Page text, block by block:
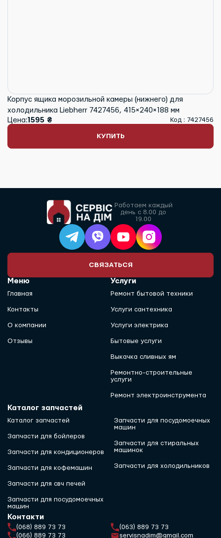
Корпус ящика морозильной камеры (нижнего) для
холодильника Liebherr 7427456, 415×240×188 мм
Цена:1595 ₴ Код : 7427456
КУПИТЬ
Работаем каждый
день с 8.00 до
19.00
СВЯЗАТЬСЯ
Меню
Главная
Контакты
О компании
Отзывы
Услуги
Ремонт бытовой техники
Услуги сантехника
Услуги электрика
Бытовые услуги
Выкачка сливных ям
Ремонтно-строительные
услуги
Ремонт электроинструмента
Каталог запчастей
Каталог запчастей
Запчасти для бойлеров
Запчасти для кондиционеров
Запчасти для кофемашин
Запчасти для свч печей
Запчасти для посудомоечных
машин
Запчасти для посудомоечных
машин
Запчасти для стиральных
машинок
Запчасти для холодильников
Контакти
(068) 889 73 73
(063) 889 73 73
(066) 889 73 73
servisnadim@gmail.com